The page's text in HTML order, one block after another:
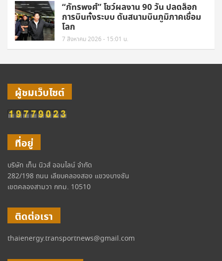
“ภัทรพงศ์” โชว์ผลงาน 90 วัน ปลดล็อก
การบินทั้งระบบ ดันสนามบินภูมิภาคเชื่อม
โลก
7 สิงหาคม 2026 - 15:01 น.
ผู้ชมเว็บไซต์
ที่อยู่
บริษัท เท็น นิวส์ ออนไลน์ จำกัด
282/198 ถนน เลียบคลองสอง แขวงบางชัน
เขตคลองสามวา กทม. 10510
ติดต่อเรา
thaienergy.transportnews@gmail.com